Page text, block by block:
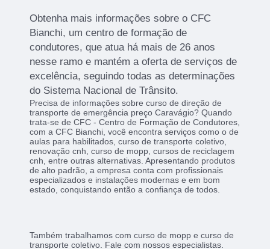
Obtenha mais informações sobre o CFC
Bianchi, um centro de formação de
condutores, que atua há mais de 26 anos
nesse ramo e mantém a oferta de serviços de
excelência, seguindo todas as determinações
do Sistema Nacional de Trânsito.
Precisa de informações sobre curso de direção de
transporte de emergência preço Caravágio? Quando
trata-se de CFC - Centro de Formação de Condutores,
com a CFC Bianchi, você encontra serviços como o de
aulas para habilitados, curso de transporte coletivo,
renovação cnh, curso de mopp, cursos de reciclagem
cnh, entre outras alternativas. Apresentando produtos
de alto padrão, a empresa conta com profissionais
especializados e instalações modernas e em bom
estado, conquistando então a confiança de todos.
Também trabalhamos com curso de mopp e curso de
transporte coletivo. Fale com nossos especialistas.